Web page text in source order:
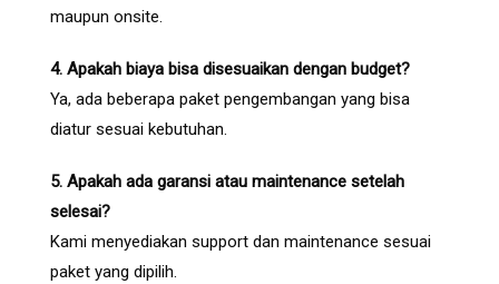
maupun onsite.
4. Apakah biaya bisa disesuaikan dengan budget?
Ya, ada beberapa paket pengembangan yang bisa
diatur sesuai kebutuhan.
5. Apakah ada garansi atau maintenance setelah
selesai?
Kami menyediakan support dan maintenance sesuai
paket yang dipilih.